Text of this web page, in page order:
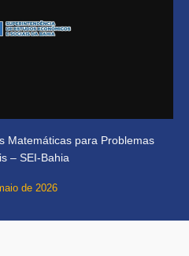
Matemáticas para Problemas
– SEI-Bahia
de 2026